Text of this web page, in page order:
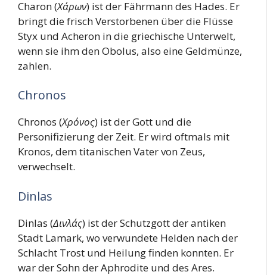
Charon (Χάρων) ist der Fährmann des Hades. Er
bringt die frisch Verstorbenen über die Flüsse
Styx und Acheron in die griechische Unterwelt,
wenn sie ihm den Obolus, also eine Geldmünze,
zahlen.
Chronos
Chronos (Χρόνος) ist der Gott und die
Personifizierung der Zeit. Er wird oftmals mit
Kronos, dem titanischen Vater von Zeus,
verwechselt.
Dinlas
Dinlas (Δινλάς) ist der Schutzgott der antiken
Stadt Lamark, wo verwundete Helden nach der
Schlacht Trost und Heilung finden konnten. Er
war der Sohn der Aphrodite und des Ares.